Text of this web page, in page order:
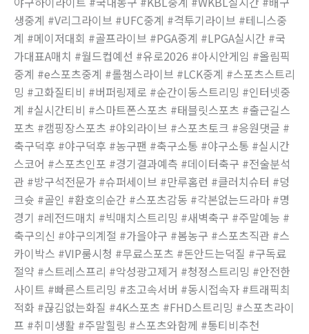
생중계 #V리그라이브 #UFC중계 #격투기라이브 #테니스중
계 #메이저대회 #골프라이브 #PGA중계 #LPGA실시간 #국
가대표A매치 #월드컵예선 #유로2026 #아시안게임 #올림픽
중계 #e스포츠중계 #롤챔스라이브 #LCK중계 #스포츠스트리
밍 #고화질티비 #버퍼링제로 #순간이동스트리밍 #인터넷중
계 #실시간티비 #스마트폰스포츠 #태블릿스포츠 #출근길스
포츠 #캠핑장스포츠 #야외라이브 #스포츠토크 #응원댓글 #
축구덕후 #야구덕후 #농구팬 #축구소통 #야구소통 #실시간
스코어 #스포츠인포 #경기결과예측 #데이터축구 #전술분석
관 #방구석전문가 #슈퍼세이브 #만루홈런 #클러치슈터 #덩
크슛 #골인 #환호의순간 #스포츠감동 #각본없는드라마 #명
경기 #레전드매치 #빅매치스트리밍 #새벽축구 #주말예능 #
축구의신 #야구의계절 #가을야구 #봄농구 #스포츠직관 #스
카이박스 #VIP룸시청 #무료스포츠 #돈안드는덕질 #구독료
절약 #스트레스프리 #악성광고제거 #청정스트리밍 #안전한
사이트 #빠른스트리밍 #초고속서버 #동시접속자 #트래픽최
적화 #끊김없는화질 #4K스포츠 #FHD스트리밍 #스포츠라이
프 #취미생활 #주말힐링 #스포츠와함께 #통티비추천